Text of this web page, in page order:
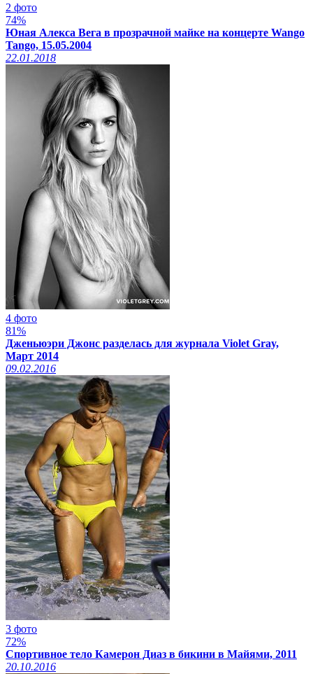
2 фото
74%
Юная Алекса Вега в прозрачной майке на концерте Wango
Tango, 15.05.2004
22.01.2018
4 фото
81%
Дженьюэри Джонс разделась для журнала Violet Gray,
Март 2014
09.02.2016
3 фото
72%
Спортивное тело Камерон Диаз в бикини в Майями, 2011
20.10.2016